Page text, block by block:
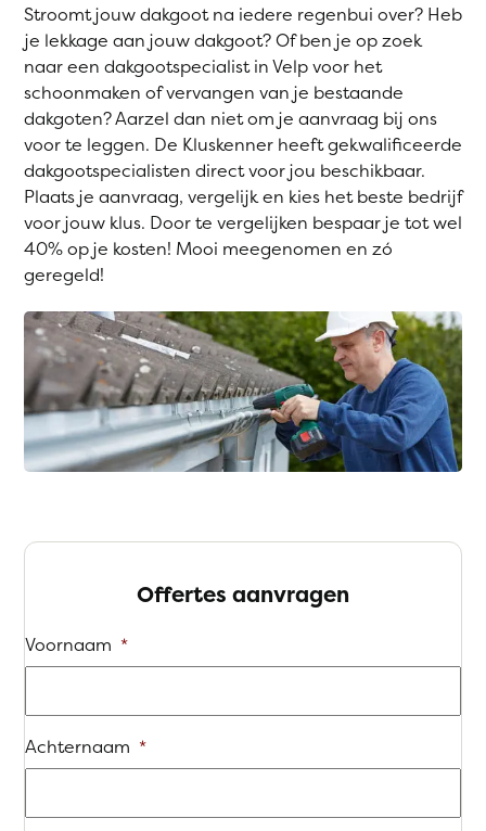
Stroomt jouw dakgoot na iedere regenbui over? Heb
je lekkage aan jouw dakgoot? Of ben je op zoek
naar een dakgootspecialist in Velp voor het
schoonmaken of vervangen van je bestaande
dakgoten? Aarzel dan niet om je aanvraag bij ons
voor te leggen. De Kluskenner heeft gekwalificeerde
dakgootspecialisten direct voor jou beschikbaar.
Plaats je aanvraag, vergelijk en kies het beste bedrijf
voor jouw klus. Door te vergelijken bespaar je tot wel
40% op je kosten! Mooi meegenomen en zó
geregeld!
Offertes aanvragen
Voornaam *
Achternaam *